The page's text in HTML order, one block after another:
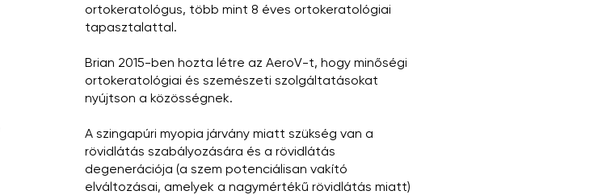
ortokeratológus, több mint 8 éves ortokeratológiai
tapasztalattal.
Brian 2015-ben hozta létre az AeroV-t, hogy minőségi
ortokeratológiai és szemészeti szolgáltatásokat
nyújtson a közösségnek.
A szingapúri myopia járvány miatt szükség van a
rövidlátás szabályozására és a rövidlátás
degenerációja (a szem potenciálisan vakító
elváltozásai, amelyek a nagymértékű rövidlátás miatt)